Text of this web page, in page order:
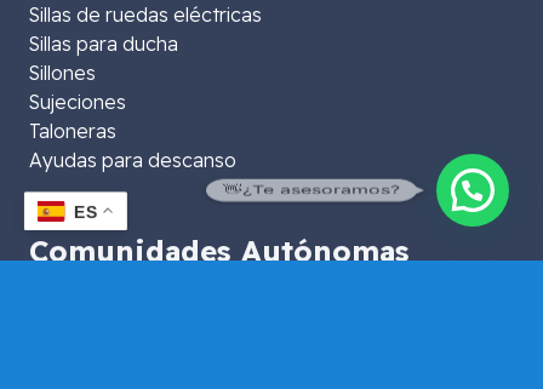
Sillas de ruedas eléctricas
Sillas para ducha
Sillones
Sujeciones
Taloneras
Ayudas para descanso
Comunidades Autónomas
ES
👋¿Te asesoramos?